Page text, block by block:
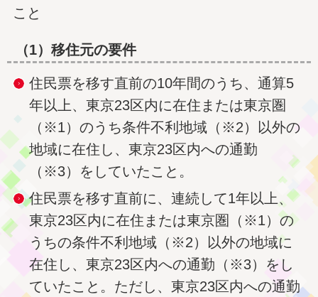
こと
（1）移住元の要件
住民票を移す直前の10年間のうち、通算5
年以上、東京23区内に在住または東京圏
（※1）のうち条件不利地域（※2）以外の
地域に在住し、東京23区内への通勤
（※3）をしていたこと。
住民票を移す直前に、連続して1年以上、
東京23区内に在住または東京圏（※1）の
うちの条件不利地域（※2）以外の地域に
在住し、東京23区内への通勤（※3）をし
ていたこと。ただし、東京23区内への通勤